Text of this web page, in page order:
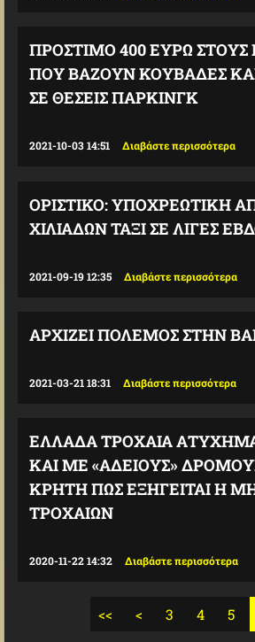
ΠΡΌΣΤΙΜΟ 400 ΕΥΡΏ
ΠΟΥ ΒΆΖΟΥΝ ΚΟΥΒΆΔΕΣ
ΣΕ ΘΈΣΕΙΣ ΠΆΡΚΙΝΓΚ
2021-10-03 14:51 Διαβάστε περισσότερα
ΟΡΙΣΤΙΚΌ: ΥΠΟΧΡΕΩΤΙΚΉ
ΧΙΛΙΆΔΩΝ ΤΑΞΊ ΣΕ ΛΊΓΕΣ
2021-09-19 12:35 Διαβάστε περισσότερα
ΑΡΧΊΖΕΙ ΠΌΛΕΜΟΣ ΣΤΗΝ
2021-03-21 18:31 Διαβάστε περισσότερα
ΕΛΛΆΔΑ ΤΡΟΧΑΊΑ
ΚΑΙ ΜΕ «ΆΔΕΙΟΥΣ»
ΚΡΉΤΗ ΠΏΣ ΕΞΗΓΕΊΤΑΙ Η
ΤΡΟΧΑΊΩΝ
2020-11-22 14:32 Διαβάστε περισσότερα
<< < 3 4 5